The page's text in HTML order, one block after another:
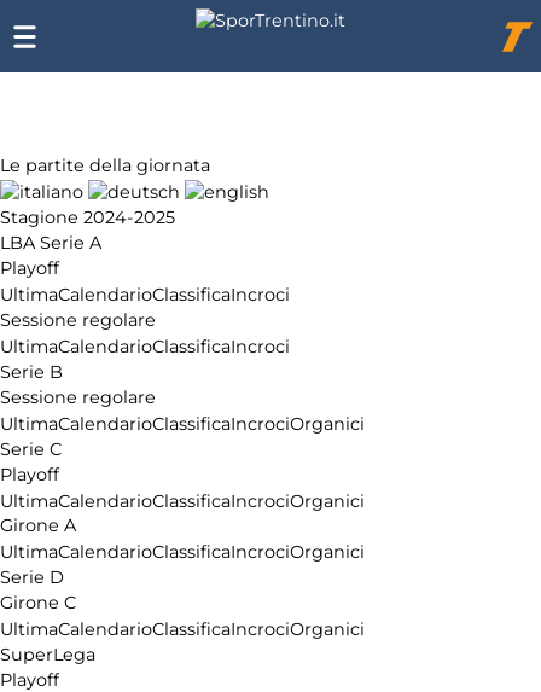
Le partite della giornata
Stagione 2024-2025
LBA Serie A
Playoff
UltimaCalendarioClassificaIncroci
Sessione regolare
UltimaCalendarioClassificaIncroci
Serie B
Sessione regolare
UltimaCalendarioClassificaIncrociOrganici
Serie C
Playoff
UltimaCalendarioClassificaIncrociOrganici
Girone A
UltimaCalendarioClassificaIncrociOrganici
Serie D
Girone C
UltimaCalendarioClassificaIncrociOrganici
SuperLega
Playoff
Chi
siamo
Affiliazione